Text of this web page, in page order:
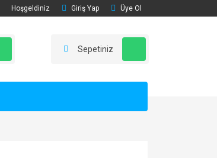
Hoşgeldiniz Giriş Yap Üye Ol
Sepetiniz